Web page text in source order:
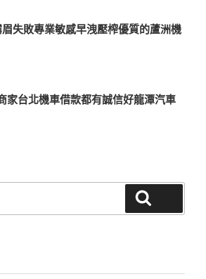
失敗專業敏感早洩壓榨優質的蘆洲機
家台北機車借款都有誠信好龍潭汽車